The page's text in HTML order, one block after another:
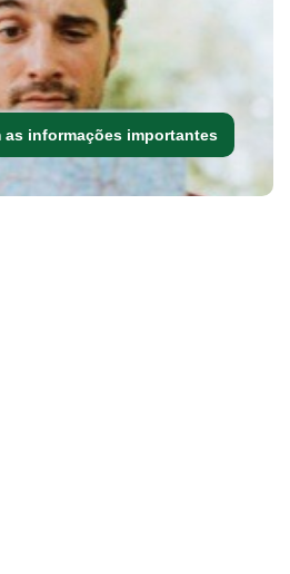
as informações importantes